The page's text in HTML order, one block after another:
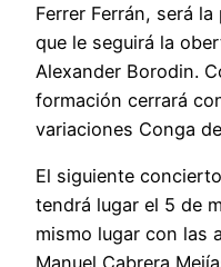
Ferrer Ferrán, será
que le seguirá la
Alexander Borodin.
formación cerrará
variaciones Conga
El siguiente
tendrá lugar el 5 de
mismo lugar con las